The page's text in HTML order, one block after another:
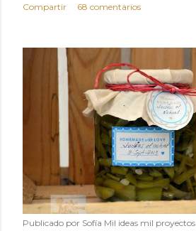
Compartir 68 comentarios
Publicado por Sofía Mil ideas mil proyectos